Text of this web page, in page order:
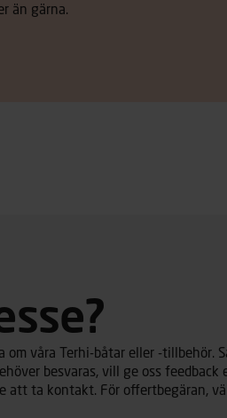
än gärna.
våra Terhi-båtar eller -tillbehör.
besvaras, vill ge oss feedback
att ta kontakt. För offertbegäran,